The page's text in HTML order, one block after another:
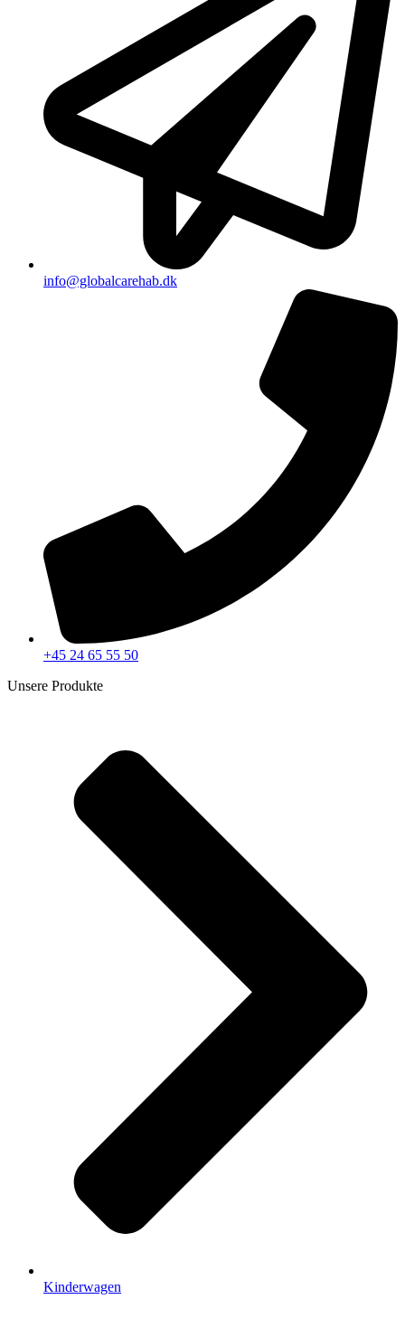
info@globalcarehab.dk
+45 24 65 55 50
Unsere Produkte
Kinderwagen